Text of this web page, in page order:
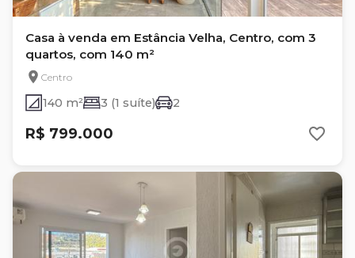
Casa à venda em Estância Velha, Centro, com 3
quartos, com 140 m²
Centro
140 m² 3 (1 suíte) 2
R$ 799.000